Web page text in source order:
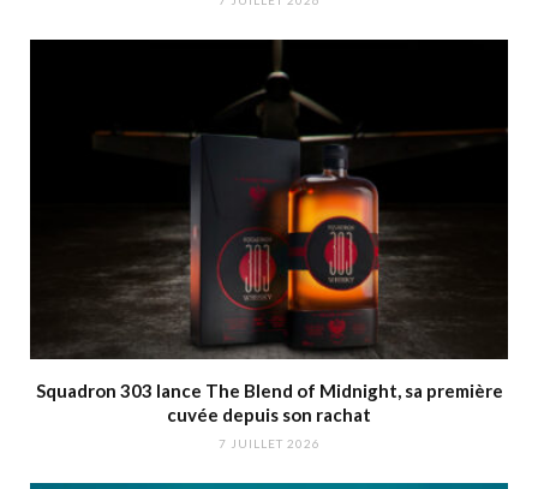
Squadron 303 lance The Blend of Midnight, sa première
cuvée depuis son rachat
7 JUILLET 2026